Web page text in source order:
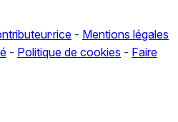
- Mentions légales
- Politique de cookies - Faire